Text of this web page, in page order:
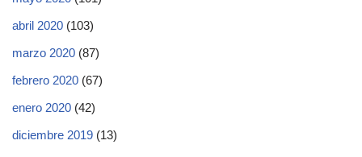
abril 2020 (103)
marzo 2020 (87)
febrero 2020 (67)
enero 2020 (42)
diciembre 2019 (13)